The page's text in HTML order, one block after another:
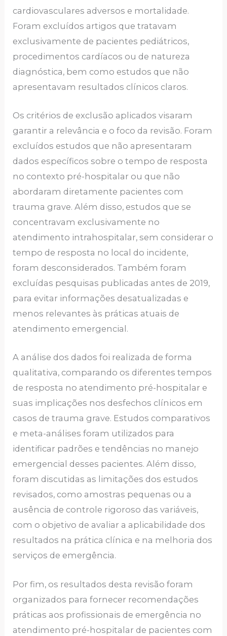
cardiovasculares adversos e mortalidade.
Foram excluídos artigos que tratavam
exclusivamente de pacientes pediátricos,
procedimentos cardíacos ou de natureza
diagnóstica, bem como estudos que não
apresentavam resultados clínicos claros.
Os critérios de exclusão aplicados visaram
garantir a relevância e o foco da revisão. Foram
excluídos estudos que não apresentaram
dados específicos sobre o tempo de resposta
no contexto pré-hospitalar ou que não
abordaram diretamente pacientes com
trauma grave. Além disso, estudos que se
concentravam exclusivamente no
atendimento intrahospitalar, sem considerar o
tempo de resposta no local do incidente,
foram desconsiderados. Também foram
excluídas pesquisas publicadas antes de 2019,
para evitar informações desatualizadas e
menos relevantes às práticas atuais de
atendimento emergencial.
A análise dos dados foi realizada de forma
qualitativa, comparando os diferentes tempos
de resposta no atendimento pré-hospitalar e
suas implicações nos desfechos clínicos em
casos de trauma grave. Estudos comparativos
e meta-análises foram utilizados para
identificar padrões e tendências no manejo
emergencial desses pacientes. Além disso,
foram discutidas as limitações dos estudos
revisados, como amostras pequenas ou a
ausência de controle rigoroso das variáveis,
com o objetivo de avaliar a aplicabilidade dos
resultados na prática clínica e na melhoria dos
serviços de emergência.
Por fim, os resultados desta revisão foram
organizados para fornecer recomendações
práticas aos profissionais de emergência no
atendimento pré-hospitalar de pacientes com